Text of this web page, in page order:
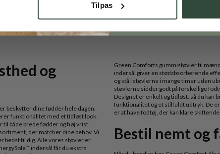
Tilpas
og
beskytter dine fødder hele dagen.
funktionalitet med et tidløst look.
både brede fødder og høj vrist.
der matcher dine behov. Vi
bedst til dig. Alle vores støvler er
indersål får du ekstra
Green Comforts gummistøvler til
indersål giver en stødabsorberende
og stå i støvlerne i mange timer uden
støvlerne sidder godt på forskellige
Designet er enkelt og tidløst, så du kan
funktionalitet og et stilfuldt udtryk. De
er at have fodtøj, der kan klare
Bestil nemt og
e-mail og SMS. Du kan til enhver tid